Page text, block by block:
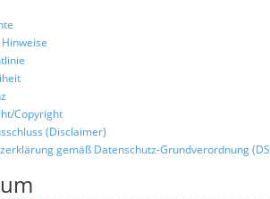
Copyright
(Disclaimer)
gemäß Datenschutz-Grundverordnung